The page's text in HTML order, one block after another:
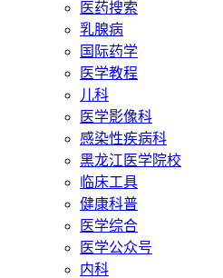
医药搜索
乳腺病
国际药学
医学教程
儿科
医学影像科
感染性疾病科
黑龙江医学院校
临床工具
健康科普
医学综合
医学公众号
内科